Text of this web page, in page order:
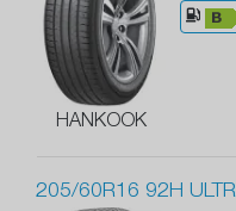
HANKOOK
205/60R16 92H